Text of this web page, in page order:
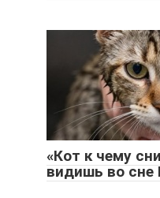
«Кот к чему
видишь во сне